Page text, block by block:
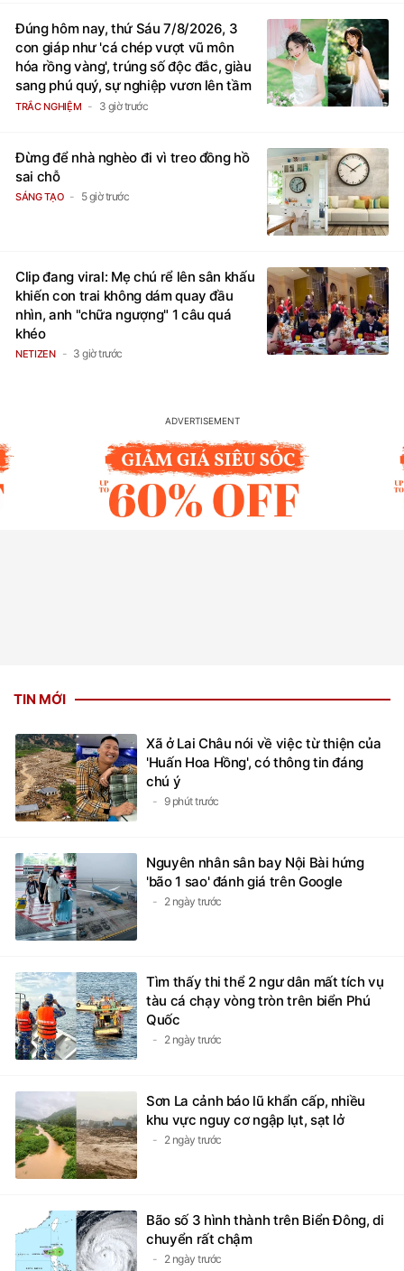
Đúng hôm nay, thứ Sáu 7/8/2026, 3
con giáp như 'cá chép vượt vũ môn
hóa rồng vàng', trúng số độc đắc, giàu
sang phú quý, sự nghiệp vươn lên tầm
cao mới
TRẮC NGHIỆM 3 giờ trước
Đừng để nhà nghèo đi vì treo đồng hồ
sai chỗ
SÁNG TẠO 5 giờ trước
Clip đang viral: Mẹ chú rể lên sân khấu
khiến con trai không dám quay đầu
nhìn, anh "chữa ngượng" 1 câu quá
khéo
NETIZEN 3 giờ trước
TIN MỚI
Xã ở Lai Châu nói về việc từ thiện của
'Huấn Hoa Hồng', có thông tin đáng
chú ý
9 phút trước
Nguyên nhân sân bay Nội Bài hứng
'bão 1 sao' đánh giá trên Google
2 ngày trước
Tìm thấy thi thể 2 ngư dân mất tích vụ
tàu cá chạy vòng tròn trên biển Phú
Quốc
2 ngày trước
Sơn La cảnh báo lũ khẩn cấp, nhiều
khu vực nguy cơ ngập lụt, sạt lở
2 ngày trước
Bão số 3 hình thành trên Biển Đông, di
chuyển rất chậm
2 ngày trước